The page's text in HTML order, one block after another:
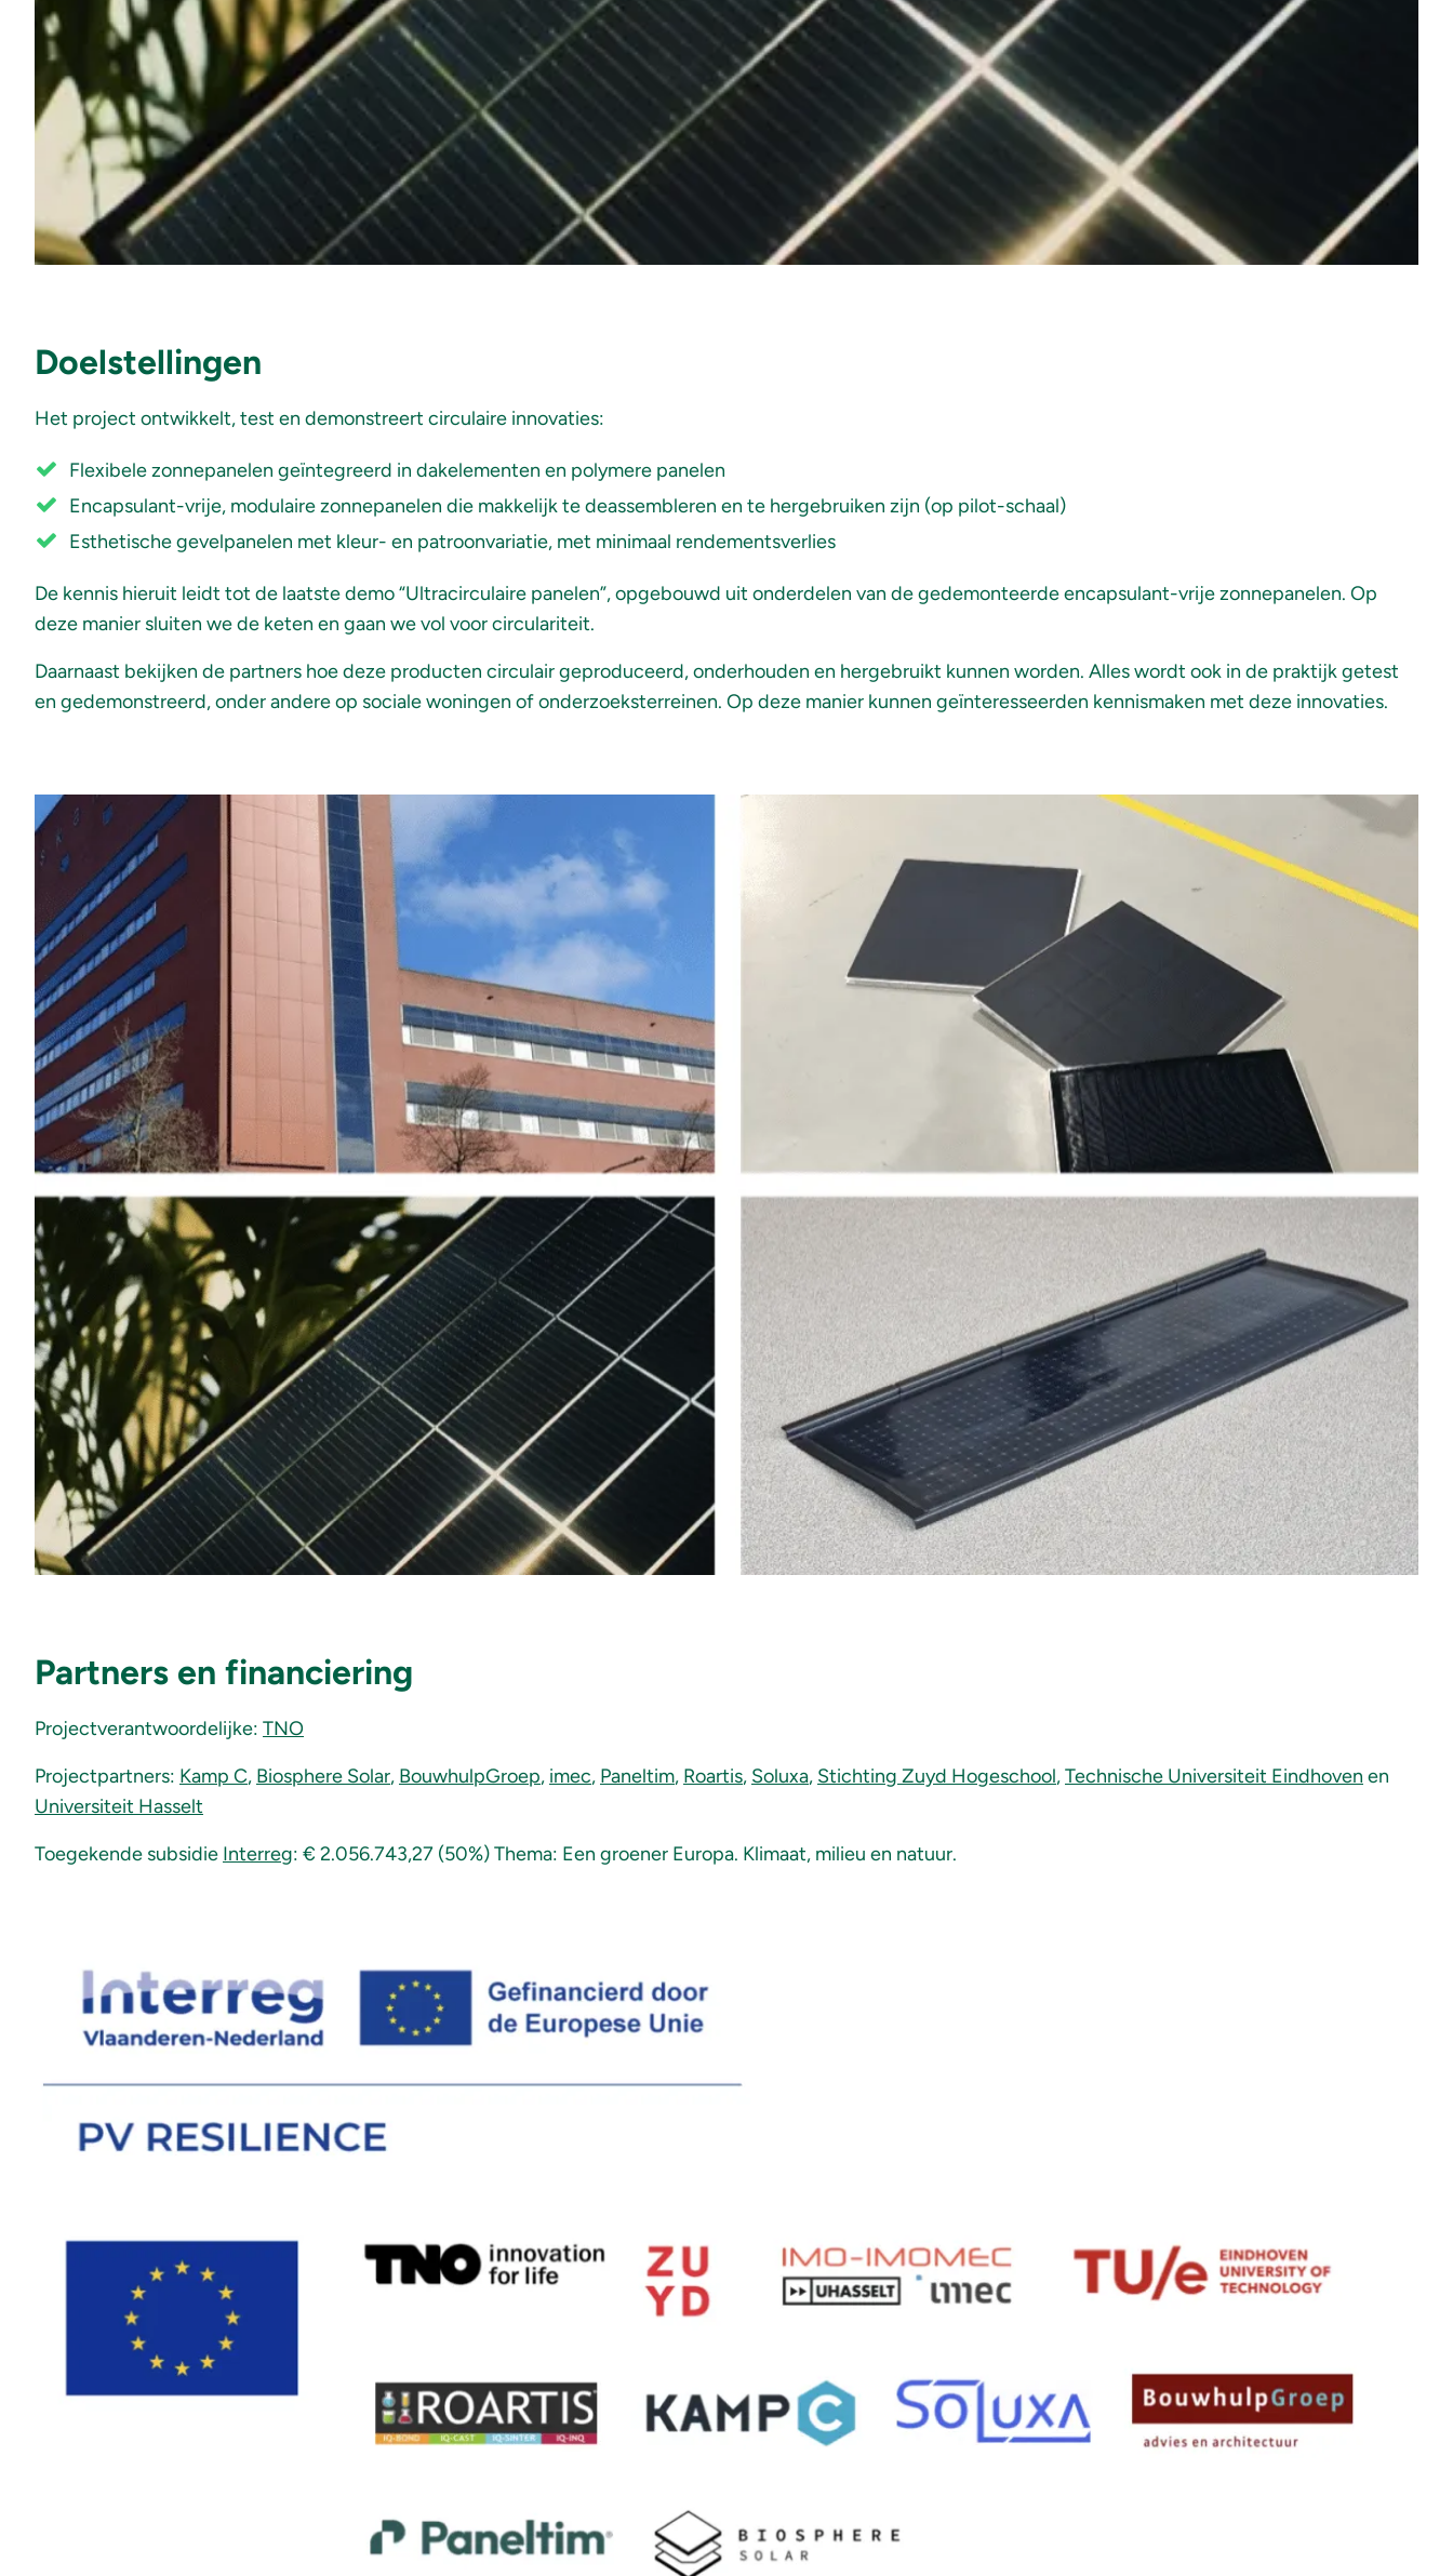
Doelstellingen
Het project ontwikkelt, test en demonstreert circulaire innovaties:
Flexibele zonnepanelen geïntegreerd in dakelementen en polymere panelen
Encapsulant-vrije, modulaire zonnepanelen die makkelijk te deassembleren en te hergebruiken zijn (op pilot-schaal)
Esthetische gevelpanelen met kleur- en patroonvariatie, met minimaal rendementsverlies
De kennis hieruit leidt tot de laatste demo “Ultracirculaire panelen”, opgebouwd uit onderdelen van de gedemonteerde encapsulant-vrije zonnepanelen. Op
deze manier sluiten we de keten en gaan we vol voor circulariteit.
Daarnaast bekijken de partners hoe deze producten circulair geproduceerd, onderhouden en hergebruikt kunnen worden. Alles wordt ook in de praktijk getest
en gedemonstreerd, onder andere op sociale woningen of onderzoeksterreinen. Op deze manier kunnen geïnteresseerden kennismaken met deze innovaties.
Partners en financiering
Projectverantwoordelijke: TNO
Projectpartners: Kamp C, Biosphere Solar, BouwhulpGroep, imec, Paneltim, Roartis, Soluxa, Stichting Zuyd Hogeschool,Technische Universiteit Eindhoven en
Universiteit Hasselt
Toegekende subsidie Interreg: € 2.056.743,27 (50%) Thema: Een groener Europa. Klimaat, milieu en natuur.